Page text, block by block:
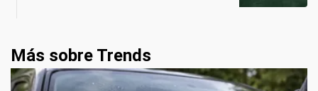
Más sobre Trends